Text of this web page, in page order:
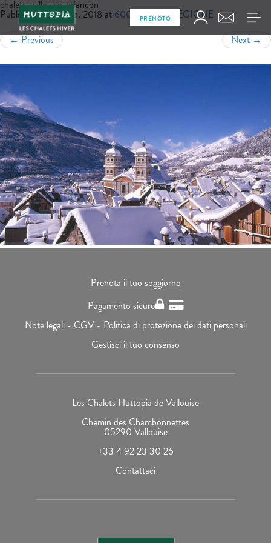
PRENOTO
chalets-vallouise-briancon
Published13 Giugno, 2018 at 600 × 400in REGIONE
← Previous Next →
Prenota il tuo soggiorno
Pagamento sicuro
Note legali - CGV - Politica di protezione dei dati personali
Gestisci il tuo consenso
Les Chalets Huttopia de Vallouise
Chemin des Chambonnettes
05290 Vallouise
+33 4 92 23 30 26
Contattaci